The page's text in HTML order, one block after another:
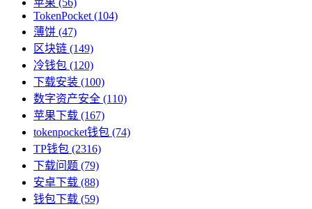
苹果 (56)
TokenPocket (104)
薄饼 (47)
区块链 (149)
冷钱包 (120)
下载安装 (100)
数字资产安全 (110)
苹果下载 (167)
tokenpocket钱包 (74)
TP钱包 (2316)
下载问题 (79)
安卓下载 (88)
钱包下载 (59)